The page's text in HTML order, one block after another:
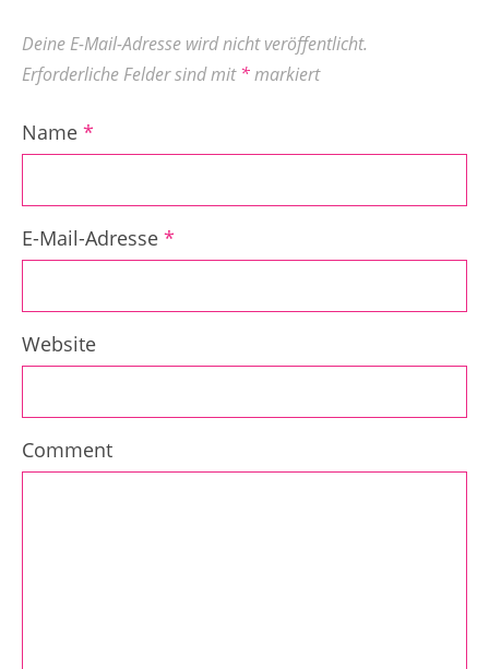
Deine E-Mail-Adresse wird nicht veröffentlicht.
Erforderliche Felder sind mit*markiert
Name *
E-Mail-Adresse *
Website
Comment